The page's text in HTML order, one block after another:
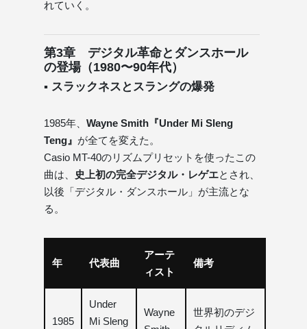
れていく。
第3章 デジタル革命とダンスホール
の登場（1980〜90年代）
▪ スラックネスとスラングの爆発
1985年、 Wayne Smith『Under Mi Sleng
Teng』 が全てを変えた。
Casio MT-40のリズムプリセットを使ったこの
曲は、
史上初の完全デジタル・レゲエとされ、
以後「デジタル・ダンスホール」が主流とな
る。
年 代表曲
アーテ
ィスト
備考
1985
Under
Mi Sleng
Wayne
世界初のデジ